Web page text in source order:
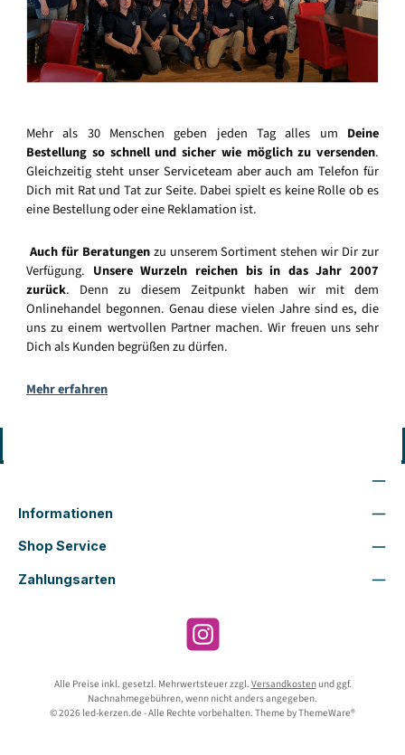
Mehr als 30 Menschen geben jeden Tag alles um Deine
Bestellung so schnell und sicher wie möglich zu versenden.
Gleichzeitig steht unser Serviceteam aber auch am Telefon für
Dich mit Rat und Tat zur Seite. Dabei spielt es keine Rolle ob es
eine Bestellung oder eine Reklamation ist.
Auch für Beratungenzu unserem Sortiment stehen wir Dir zur
Verfügung. Unsere Wurzeln reichen bis in das Jahr 2007
zurück. Denn zu diesem Zeitpunkt haben wir mit dem
Onlinehandel begonnen. Genau diese vielen Jahre sind es, die
uns zu einem wertvollen Partner machen. Wir freuen uns sehr
Dich als Kunden begrüßen zu dürfen.
Mehr erfahren
Informationen
Shop Service
Zahlungsarten
Instagram
Alle Preise inkl. gesetzl. Mehrwertsteuer zzgl. Versandkostenund ggf.
Nachnahmegebühren, wenn nicht anders angegeben.
© 2026 led-kerzen.de - Alle Rechte vorbehalten. Theme byThemeWare®